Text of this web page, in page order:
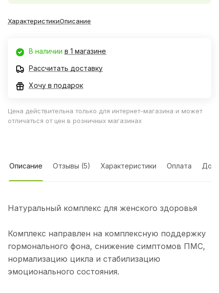
ХарактеристикиОписание
В наличии в 1 магазине
Рассчитать доставку
Хочу в подарок
Цена действительна только для интернет-магазина и может
отличаться от цен в розничных магазинах
Описание Отзывы (5) Характеристики Оплата
Натуральный комплекс для женского здоровья
Комплекс направлен на комплексную поддержку
гормонального фона, снижение симптомов ПМС,
нормализацию цикла и стабилизацию
эмоционального состояния.